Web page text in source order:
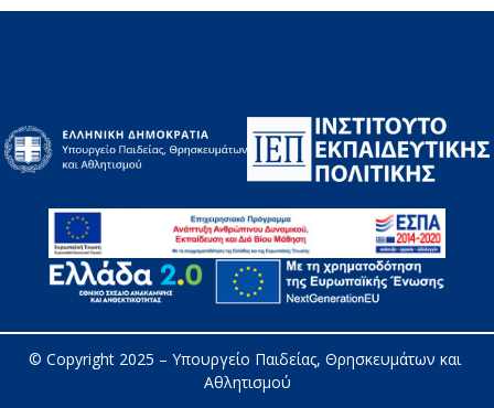
© Copyright 2025 – Υπουργείο Παιδείας, Θρησκευμάτων και
Αθλητισμού